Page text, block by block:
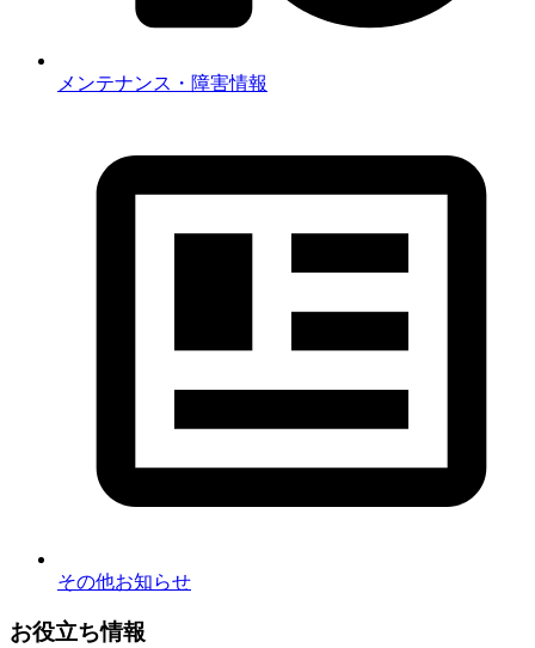
メンテナンス・障害情報
その他お知らせ
お役立ち情報